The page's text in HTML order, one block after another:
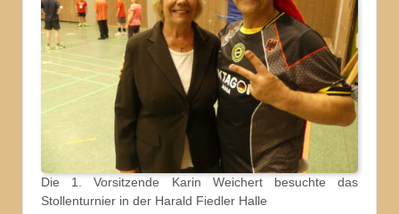
Die 1. Vorsitzende Karin Weichert besuchte das
Stollenturnier in der Harald Fiedler Halle